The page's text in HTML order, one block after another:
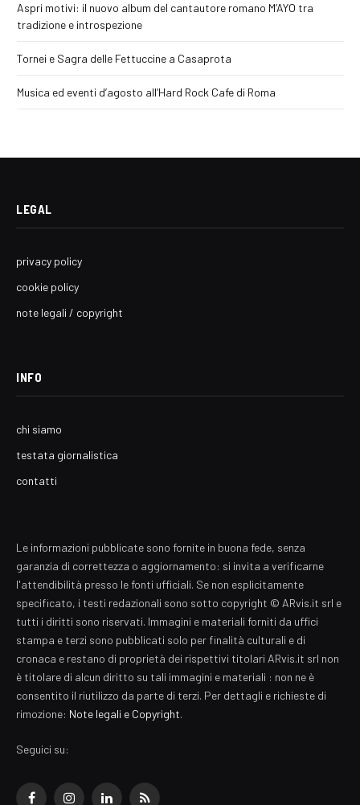
Aspri motivi: il nuovo album del cantautore romano M’AYO tra
tradizione e introspezione
Tornei e Sagra delle Fettuccine a Casaprota
Musica ed eventi d’agosto all’Hard Rock Cafe di Roma
LEGAL
privacy policy
cookie policy
note legali / copyright
INFO
chi siamo
testata giornalistica
contatti
Le informazioni pubblicate sono fornite in buona fede, senza
garanzia di correttezza o aggiornamento: si invita a verificarne
l'attendibilità presso le fonti ufficiali. Se non esplicitamente
specificato, i testi redazionali sono sotto copyright © ARvis.it srl e
tutti i diritti sono riservati. Immagini e materiali forniti da uffici
stampa e terzi sono pubblicati solo per finalità culturali e di
cronaca e restano di proprietà dei rispettivi titolari ARvis.it srl non
è titolare di alcun diritto su tali immagini e materiali : non ne è
consentito il riutilizzo da parte di terzi. Per dettagli e richieste di
rimozione: Note legali e Copyright.
Seguici su: